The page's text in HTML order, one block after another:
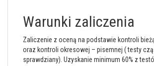
Warunki zaliczenia
Zaliczenie z oceną na podstawie kontroli
oraz kontroli okresowej – pisemnej ( testy
sprawdziany). Uzyskanie minimum 60% z